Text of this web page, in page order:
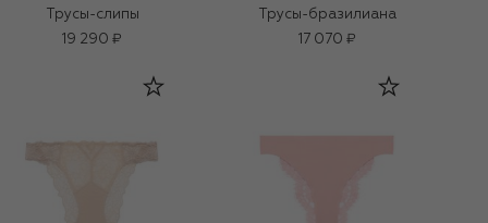
Трусы-слипы
19 290 ₽
Трусы-бразилиана
17 070 ₽